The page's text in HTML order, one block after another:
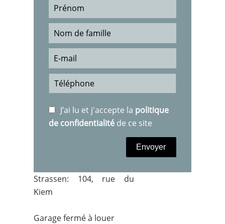
J’ai lu et j'accepte la politique
de confidentialité de ce site
Envoyer
Strassen: 104, rue du
Kiem
Garage fermé à louer